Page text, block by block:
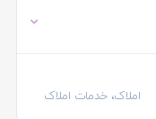
املاک، خدمات املاک